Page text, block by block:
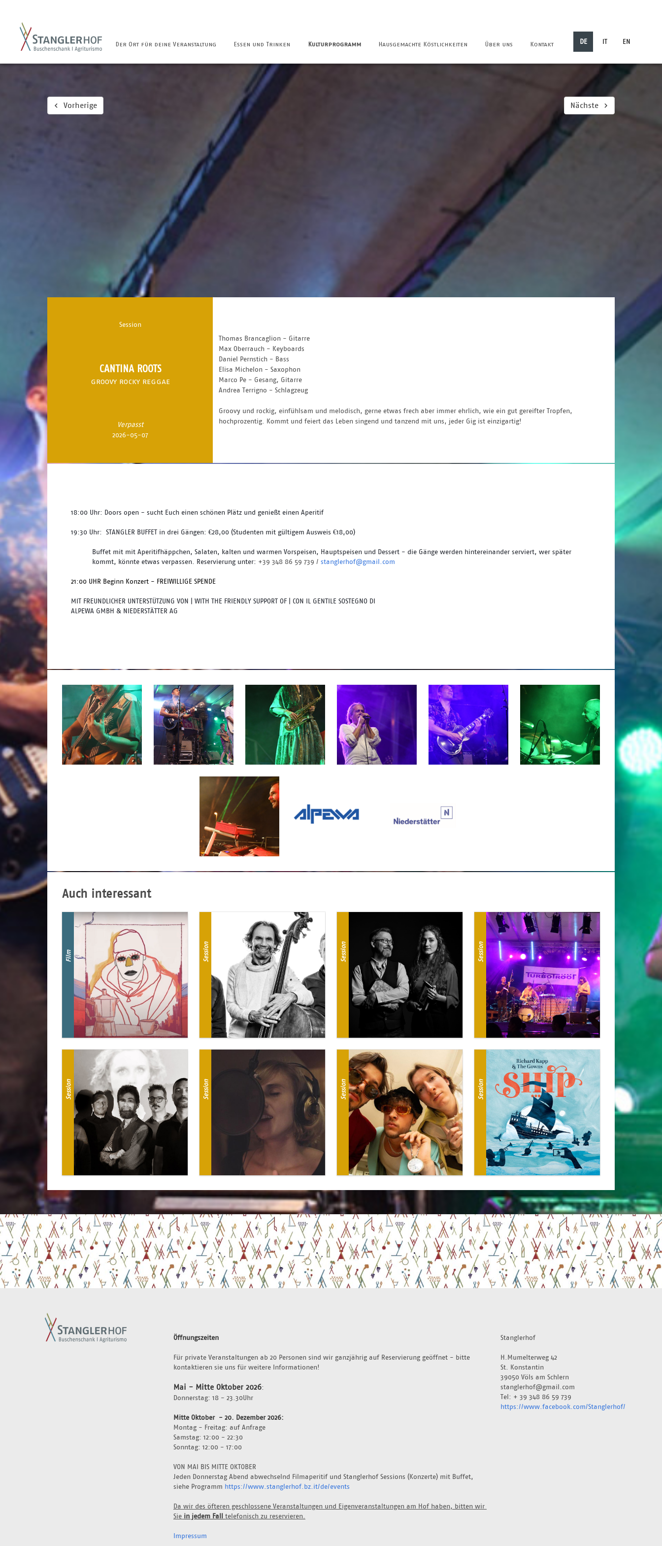
Der Ort für deine Veranstaltung Essen und Trinken Kulturprogramm Hausgemachte Köstlichkeiten Über uns Kontakt DE IT EN
Vorherige Nächste
Session
CANTINA ROOTS
groovy rocky reggae
Verpasst
2026-05-07
Thomas Brancaglion - Gitarre
Max Oberrauch - Keyboards
Daniel Pernstich - Bass
Elisa Michelon - Saxophon
Marco Pe - Gesang, Gitarre
Andrea Terrigno - Schlagzeug
Groovy und rockig, einfühlsam und melodisch, gerne etwas frech aber immer ehrlich, wie ein gut gereifter Tropfen,
hochprozentig. Kommt und feiert das Leben singend und tanzend mit uns, jeder Gig ist einzigartig!
18:00 Uhr: Doors open - sucht Euch einen schönen Plätz und genießt einen Aperitif
19:30 Uhr:  STANGLER BUFFET in drei Gängen: €28,00 (Studenten mit gültigem Ausweis €18,00)
Buffet mit mit Aperitifhäppchen, Salaten, kalten und warmen Vorspeisen, Hauptspeisen und Dessert - die Gänge werden hintereinander serviert, wer später
kommt, könnte etwas verpassen. Reservierung unter: +39 348 86 59 739 / stanglerhof@gmail.com
21:00 UHR Beginn Konzert - FREIWILLIGE SPENDE
MIT FREUNDLICHER UNTERSTÜTZUNG VON | WITH THE FRIENDLY SUPPORT OF | CON IL GENTILE SOSTEGNO DI
ALPEWA GMBH & NIEDERSTÄTTER AG
Auch interessant
Film Session Session Session
Session Session Session Session
Öffnungszeiten
Für private Veranstaltungen ab 20 Personen sind wir ganzjährig auf Reservierung geöffnet - bitte
kontaktieren sie uns für weitere Informationen!
Mai - Mitte Oktober 2026:
Donnerstag: 18 - 23.30Uhr
Mitte Oktober  - 20. Dezember 2026:
Montag - Freitag: auf Anfrage
Samstag: 12:00 - 22:30
Sonntag: 12:00 - 17:00
VON MAI BIS MITTE OKTOBER
Jeden Donnerstag Abend abwechselnd Filmaperitif und Stanglerhof Sessions (Konzerte) mit Buffet,
siehe Programm https://www.stanglerhof.bz.it/de/events
Da wir des öfteren geschlossene Veranstaltungen und Eigenveranstaltungen am Hof haben, bitten wir
Sie in jedem Fall telefonisch zu reservieren.
Impressum
Stanglerhof
H.Mumelterweg 42
St. Konstantin
39050 Völs am Schlern
stanglerhof@gmail.com
Tel: + 39 348 86 59 739
https://www.facebook.com/Stanglerhof/